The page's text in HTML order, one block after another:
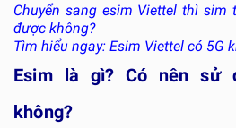
Chuyển sang esim Viettel thì sim
được không?
Tìm hiểu ngay: Esim Viettel có 5G
Esim là gì? Có nên sử
không?